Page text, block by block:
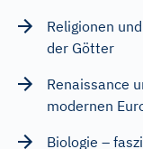
Religionen
der Götter
Renaissance
modernen
Biologie –